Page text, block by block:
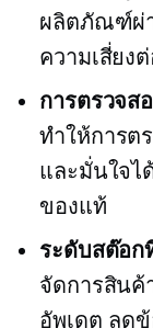
ผลิตภัณฑ์ผ่
ความเสี่ยง
การตรวจ
ทำให้การต
และมั่นใจไ
ของแท้
ระดับสต๊อก
จัดการสินค้
อัพเดต ลด